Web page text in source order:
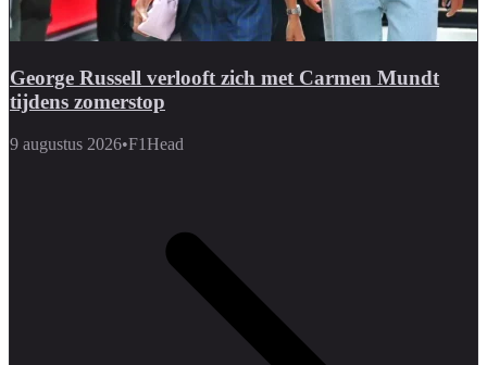
George Russell verlooft zich met Carmen Mundt
tijdens zomerstop
9 augustus 2026•F1Head